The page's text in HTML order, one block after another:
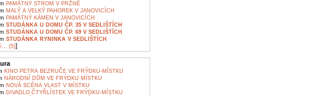
PAMÁTNÝ STROM V PRŽNĚ
MALÝ A VELKÝ PAHOREK V JANOVICÍCH
PAMÁTNÝ KÁMEN V JANOVICÍCH
STUDÁNKA U DOMU ČP. 35 V SEDLIŠTÍCH
STUDÁNKA U DOMU ČP. 69 V SEDLIŠTÍCH
STUDÁNKA RYNINKA V SEDLIŠTÍCH
(5)]
KINO PETRA BEZRUČE VE FRÝDKU-MÍSTKU
NÁRODNÍ DŮM VE FRÝDKU MÍSTKU
NOVÁ SCÉNA VLAST V MÍSTKU
DIVADLO ČTYŘLÍSTEK VE FRÝDKU-MÍSTKU